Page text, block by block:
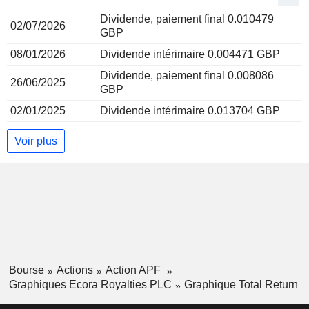
02/07/2026
Dividende, paiement final 0.010479
GBP
08/01/2026
Dividende intérimaire 0.004471 GBP
26/06/2025
Dividende, paiement final 0.008086
GBP
02/01/2025
Dividende intérimaire 0.013704 GBP
Voir plus
Bourse Actions
Action APF
Graphiques Ecora Royalties PLC
Graphique Total Return